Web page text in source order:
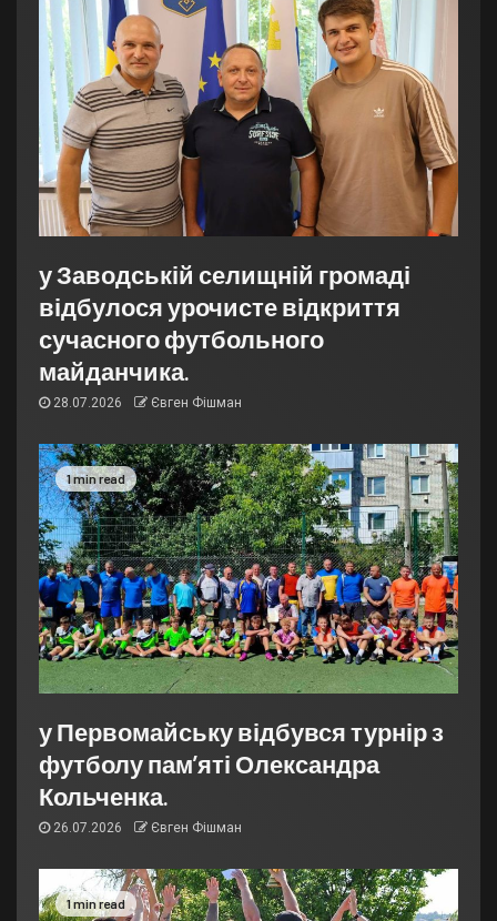
у Заводській селищній громаді
відбулося урочисте відкриття
сучасного футбольного
майданчика.
28.07.2026 Євген Фішман
1 min read
у Первомайську відбувся турнір з
футболу пам’яті Олександра
Кольченка.
26.07.2026 Євген Фішман
1 min read